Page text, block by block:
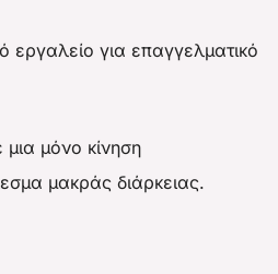
εργαλείο για επαγγελματικό
μόνο κίνηση
μακράς διάρκειας.